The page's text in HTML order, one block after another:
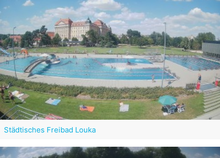
Städtisches Freibad Louka